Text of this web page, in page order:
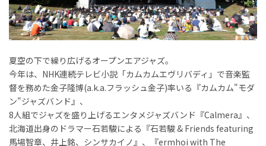
夏空の下で繰り広げるオープンエアジャズ。
今年は、NHK連続テレビ小説「カムカムエヴリバディ」で音楽監
督を務めた金子隆博(a.k.a.フラッシュ金子)率いる『カムカム"モダ
ン"ジャズバンド』、
8人組でジャズを盛り上げるエンタメジャズバンド『Calmera』、
北海道出身のドラマー石若駿による『石若駿 & Friends featuring
馬場智章、井上銘、シンサカイノ』、『ermhoi with The